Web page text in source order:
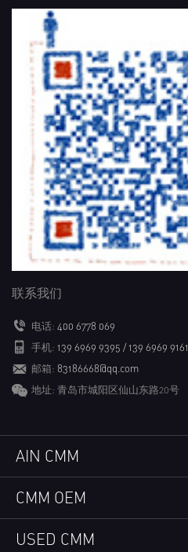
联系我们
电话: 400 6778 069
手机: 139 6969 9395 / 139 6969 9161
邮箱: 83186668@qq.com
地址: 青岛市城阳区仙山东路20号
AIN CMM
CMM OEM
USED CMM